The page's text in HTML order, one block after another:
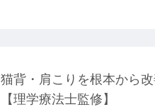
猫背・肩こりを根本から
【理学療法士監修】